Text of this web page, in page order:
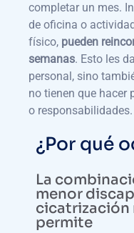
completar un mes.
de oficina o
físico, pueden
semanas. Esto les
personal, sino
no tienen que hacer
o responsabilidades.
¿Por qué
La
menor
cicatrización
permite